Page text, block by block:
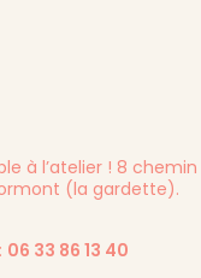
à l’atelier ! 8
(la gardette).
06 33 86 13 40